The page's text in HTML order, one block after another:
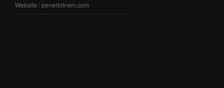
Website : penerbitnem.com